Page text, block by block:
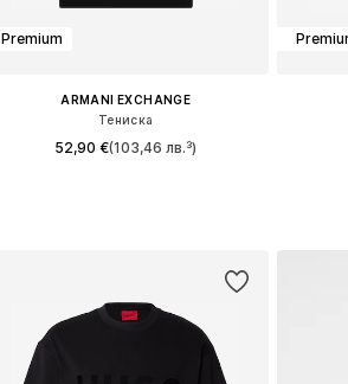
Premium
ARMANI EXCHANGE
Тениска
52,90 €(103,46 лв.³)